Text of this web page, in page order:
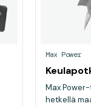
Max Power
Max
hetkellä